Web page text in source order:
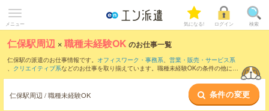
メニュー 気になる! ログイン 検索
仁保駅周辺 ×職種未経験OK のお仕事一覧
仁保駅の派遣のお仕事情報です。 オフィスワーク・事務系、 営業・販売・サービス系
、 クリエイティブ系などのお仕事を取り揃えています。職種未経験OKの条件の他に、
仁保駅周辺 / 職種未経験OK 条件の変更